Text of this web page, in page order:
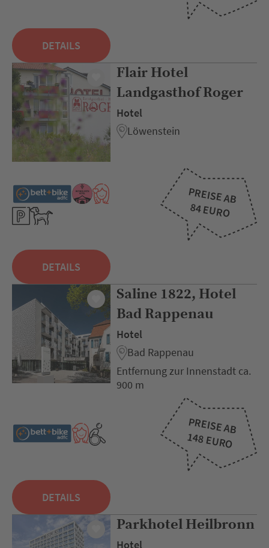
DETAILS
Flair Hotel
Landgasthof Roger
Hotel
Löwenstein
PREISE AB
84 EURO
DETAILS
Saline 1822, Hotel
Bad Rappenau
Hotel
Bad Rappenau
Entfernung zur Innenstadt ca.
900 m
PREISE AB
148 EURO
DETAILS
Parkhotel Heilbronn
Hotel